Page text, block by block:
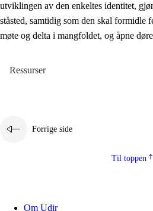
utviklingen av den enkeltes identitet,
ståsted, samtidig som den skal formidle
møte og delta i mangfoldet, og åpne
Ressurser
Forrige side
Til toppen
Om Udir